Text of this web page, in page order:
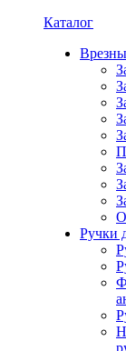
Каталог
Ручки